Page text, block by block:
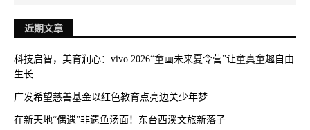
近期文章
科技启智，美育润心：vivo 2026“童画未来夏令营”让童真童趣自由
生长
广发希望慈善基金以红色教育点亮边关少年梦
在新天地“偶遇”非遗鱼汤面！东台西溪文旅新落子